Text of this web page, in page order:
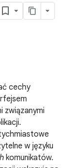
cechy
związanymi
w języku
komunikatów.